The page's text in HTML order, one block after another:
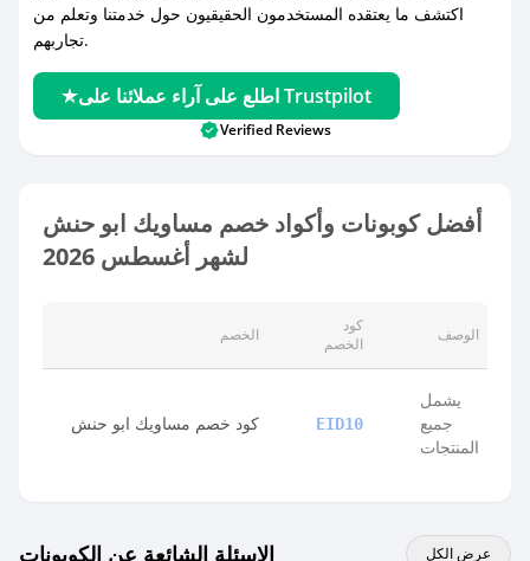
اكتشف ما يعتقده المستخدمون الحقيقيون حول خدمتنا وتعلم من
تجاربهم.
اطلع على آراء عملائنا على Trustpilot
Verified Reviews
أفضل كوبونات وأكواد خصم مساويك ابو حنش
لشهر أغسطس 2026
الخصم
كود
الخصم
الوصف
كود خصم مساويك ابو حنش EID10
يشمل
جميع
المنتجات
الاسئلة الشائعة عن الكوبونات عرض الكل